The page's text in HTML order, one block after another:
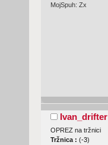
MojSpuh: Zx
Ivan_drifter
OPREZ na tržnici
Tržnica : (-3)